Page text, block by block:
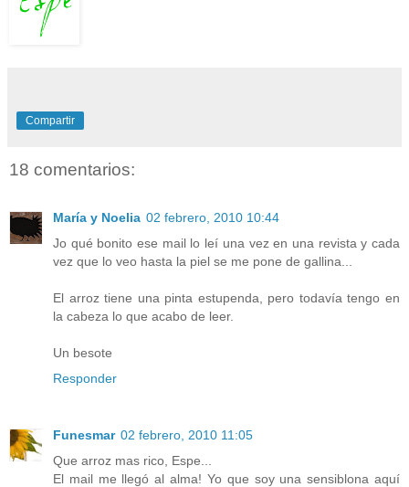
Compartir
18 comentarios:
María y Noelia 02 febrero, 2010 10:44
Jo qué bonito ese mail lo leí una vez en una revista y cada
vez que lo veo hasta la piel se me pone de gallina...
El arroz tiene una pinta estupenda, pero todavía tengo en
la cabeza lo que acabo de leer.
Un besote
Responder
Funesmar 02 febrero, 2010 11:05
Que arroz mas rico, Espe...
El mail me llegó al alma! Yo que soy una sensiblona aquí